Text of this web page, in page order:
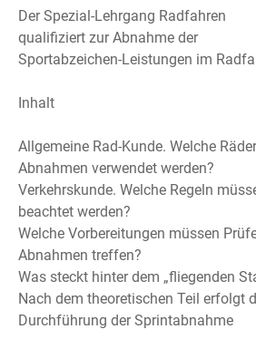
Der Spezial-Lehrgang Radfahren
qualifiziert zur Abnahme der
Sportabzeichen-Leistungen im
Inhalt
Allgemeine Rad-Kunde. Welche
Abnahmen verwendet werden?
Verkehrskunde. Welche Regeln
beachtet werden?
Welche Vorbereitungen müssen
Abnahmen treffen?
Was steckt hinter dem „fliegenden
Nach dem theoretischen Teil erfolgt
Durchführung der Sprintabnahme